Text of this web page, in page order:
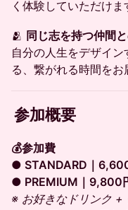
く体験していただけま
🫂 同じ志を持つ仲間
自分の人生をデザイ
る、繋がれる時間をお
参加概要
💰参加費
● STANDARD｜6,600
● PREMIUM｜9,800
※ お好きなドリンク +